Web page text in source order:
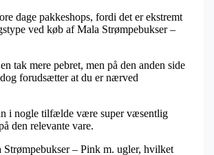
dage pakkeshops, fordi det er ekstremt
ved køb af Mala Strømpebukser –
tak mere pebret, men på den anden side
forudsætter at du er nærved
i nogle tilfælde være super væsentlig
den relevante vare.
Strømpebukser – Pink m. ugler, hvilket